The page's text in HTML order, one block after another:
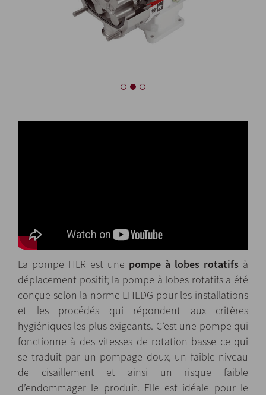
La pompe HLR est une pompe à lobes rotatifs à
déplacement positif; la pompe à lobes rotatifs a été
conçue selon la norme EHEDG pour les installations
et les procédés qui répondent aux critères
hygiéniques les plus exigeants. C’est une pompe qui
fonctionne à des vitesses de rotation basse ce qui
se traduit par un pompage doux, un faible niveau
de cisaillement et ainsi un risque faible
d’endommager le produit. Elle est idéale pour le